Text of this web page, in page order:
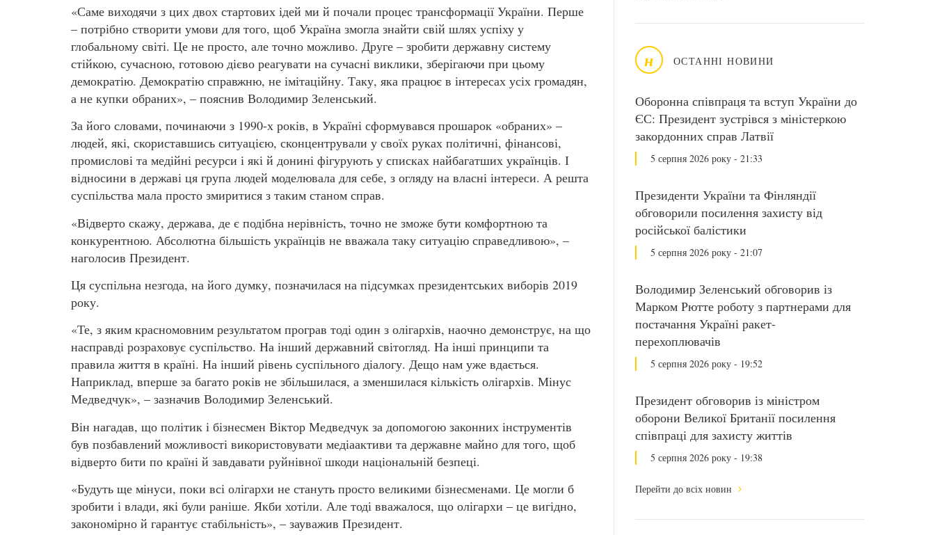
н ОСТАННІ НОВИНИ
Оборонна співпраця та вступ України до
ЄС: Президент зустрівся з міністеркою
закордонних справ Латвії
5 серпня 2026 року - 21:33
Президенти України та Фінляндії
обговорили посилення захисту від
російської балістики
5 серпня 2026 року - 21:07
Володимир Зеленський обговорив із
Марком Рютте роботу з партнерами для
постачання Україні ракет-
перехоплювачів
5 серпня 2026 року - 19:52
Президент обговорив із міністром
оборони Великої Британії посилення
співпраці для захисту життів
5 серпня 2026 року - 19:38
Перейти до всіх новин
«Саме виходячи з цих двох стартових ідей ми й почали процес трансформації України. Перше
– потрібно створити умови для того, щоб Україна змогла знайти свій шлях успіху у
глобальному світі. Це не просто, але точно можливо. Друге – зробити державну систему
стійкою, сучасною, готовою дієво реагувати на сучасні виклики, зберігаючи при цьому
демократію. Демократію справжню, не імітаційну. Таку, яка працює в інтересах усіх громадян,
а не купки обраних», – пояснив Володимир Зеленський.
За його словами, починаючи з 1990-х років, в Україні сформувався прошарок «обраних» –
людей, які, скориставшись ситуацією, сконцентрували у своїх руках політичні, фінансові,
промислові та медійні ресурси і які й донині фігурують у списках найбагатших українців. І
відносини в державі ця група людей моделювала для себе, з огляду на власні інтереси. А решта
суспільства мала просто змиритися з таким станом справ.
«Відверто скажу, держава, де є подібна нерівність, точно не зможе бути комфортною та
конкурентною. Абсолютна більшість українців не вважала таку ситуацію справедливою», –
наголосив Президент.
Ця суспільна незгода, на його думку, позначилася на підсумках президентських виборів 2019
року.
«Те, з яким красномовним результатом програв тоді один з олігархів, наочно демонструє, на що
насправді розраховує суспільство. На інший державний світогляд. На інші принципи та
правила життя в країні. На інший рівень суспільного діалогу. Дещо нам уже вдається.
Наприклад, вперше за багато років не збільшилася, а зменшилася кількість олігархів. Мінус
Медведчук», – зазначив Володимир Зеленський.
Він нагадав, що політик і бізнесмен Віктор Медведчук за допомогою законних інструментів
був позбавлений можливості використовувати медіаактиви та державне майно для того, щоб
відверто бити по країні й завдавати руйнівної шкоди національній безпеці.
«Будуть ще мінуси, поки всі олігархи не стануть просто великими бізнесменами. Це могли б
зробити і влади, які були раніше. Якби хотіли. Але тоді вважалося, що олігархи – це вигідно,
закономірно й гарантує стабільність», – зауважив Президент.